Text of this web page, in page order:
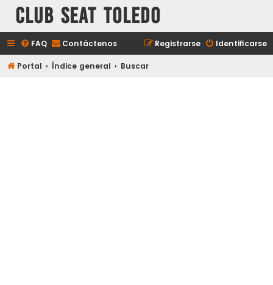
Club Seat Toledo
FAQ Contáctenos Identificarse
Registrarse
Portal Índice general Buscar